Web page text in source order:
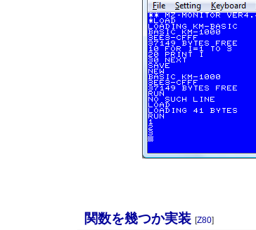
関数を幾つか実装 [Z80]